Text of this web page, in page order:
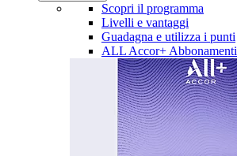
Scopri il programma
Livelli e vantaggi
Guadagna e utilizza i punti
ALL Accor+ Abbonamenti